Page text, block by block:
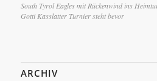
South Tyrol Eagles mit Rückenwind ins
Gotti Kasslatter Turnier steht bevor
ARCHIV